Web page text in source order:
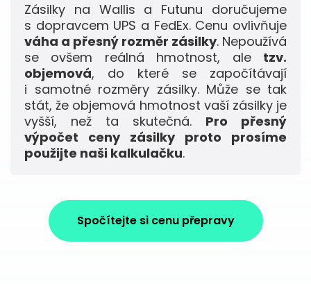
Zásilky na Wallis a Futunu doručujeme
s dopravcem UPS a FedEx. Cenu ovlivňuje
váha a přesný rozměr zásilky. Nepoužívá
se ovšem reálná hmotnost, ale tzv.
objemová, do které se započítávají
i samotné rozměry zásilky. Může se tak
stát, že objemová hmotnost vaší zásilky je
vyšší, než ta skutečná. Pro přesný
výpočet ceny zásilky proto prosíme
použijte naši kalkulačku.
Spočítejte si cenu přepravy